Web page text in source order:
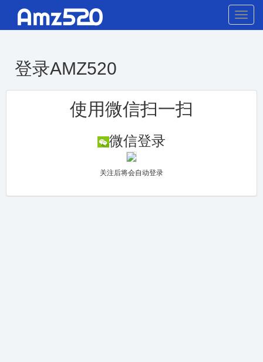
Toggle
登录AMZ520
使用微信扫一扫
微信登录
关注后将会自动登录